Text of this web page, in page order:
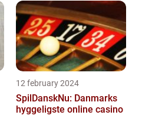
12 february 2024
SpilDanskNu: Danmarks
hyggeligste online casino